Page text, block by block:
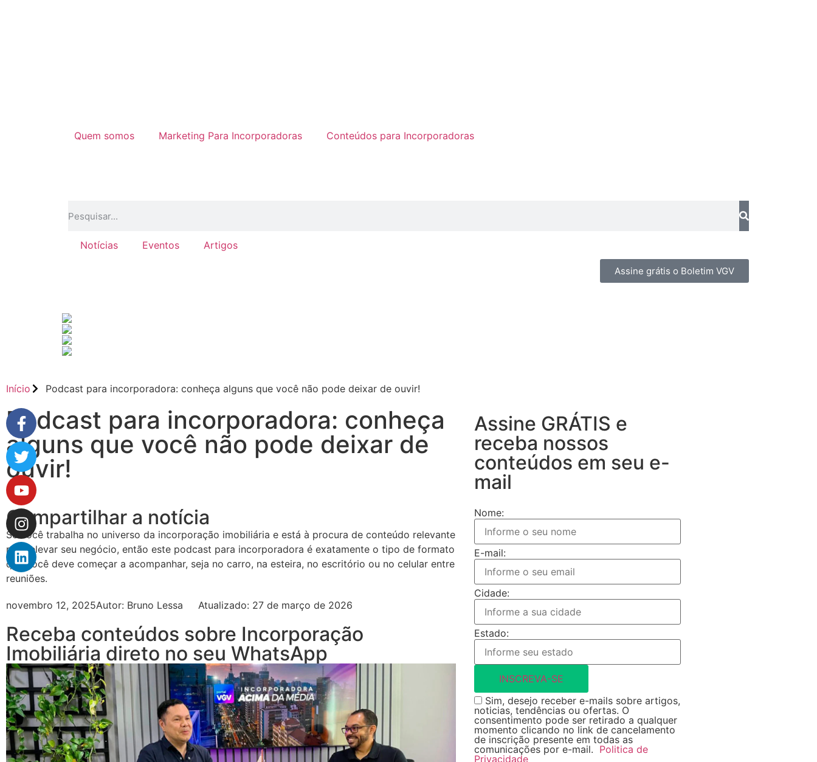
Quem somos Marketing Para Incorporadoras Conteúdos para Incorporadoras
Notícias Eventos Artigos
Assine grátis o Boletim VGV
Início Podcast para incorporadora: conheça alguns que você não pode deixar de ouvir!
Podcast para incorporadora: conheça
alguns que você não pode deixar de
ouvir!
Compartilhar a notícia
Se você trabalha no universo da incorporação imobiliária e está à procura de conteúdo relevante
para elevar seu negócio, então este podcast para incorporadora é exatamente o tipo de formato
que você deve começar a acompanhar, seja no carro, na esteira, no escritório ou no celular entre
reuniões.
novembro 12, 2025Autor: Bruno Lessa Atualizado: 27 de março de 2026
Receba conteúdos sobre Incorporação
Imobiliária direto no seu WhatsApp
Assine GRÁTIS e
receba nossos
conteúdos em seu e-
mail
Nome:
E-mail:
Cidade:
Estado:
INSCREVA-SE
Sim, desejo receber e-mails sobre artigos,
noticias, tendências ou ofertas. O
consentimento pode ser retirado a qualquer
momento clicando no link de cancelamento
de inscrição presente em todas as
comunicações por e-mail. Politica de
Privacidade